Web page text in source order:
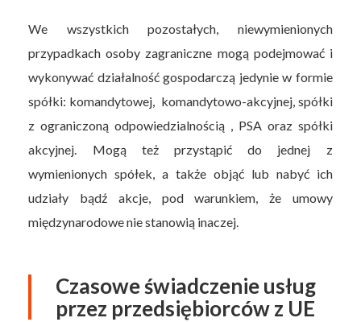
We wszystkich pozostałych, niewymienionych
przypadkach osoby zagraniczne mogą podejmować i
wykonywać działalność gospodarczą jedynie w formie
spółki: komandytowej, komandytowo-akcyjnej, spółki
z ograniczoną odpowiedzialnością , PSA oraz spółki
akcyjnej. Mogą też przystąpić do jednej z
wymienionych spółek, a także objąć lub nabyć ich
udziały bądź akcje, pod warunkiem, że umowy
międzynarodowe nie stanowią inaczej.
Czasowe świadczenie usług
przez przedsiębiorców z UE